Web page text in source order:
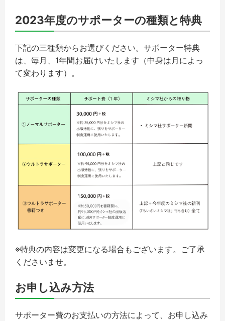
2023年度のサポーターの種類と特典
下記の三種類からお選びください。サポーター特典
は、毎月、1年間お届けいたします（中身は月によっ
て変わります）。
※特典の内容は変更になる場合もございます。ご了承
くださいませ。
お申し込み方法
サポーター費のお支払いの方法によって、お申し込み